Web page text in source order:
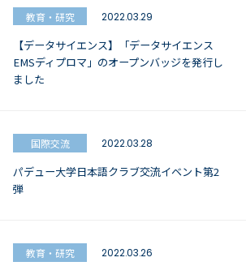
教育・研究 2022.03.29
【データサイエンス】「データサイエンス
EMSディプロマ」のオープンバッジを発行し
ました
国際交流 2022.03.28
パデュー大学日本語クラブ交流イベント第2
弾
教育・研究 2022.03.26